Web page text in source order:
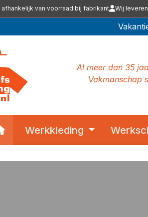
van voorraad bij fabrikant Wij
Al meer dan 35
Vakmanschap
HomeWerkkleding